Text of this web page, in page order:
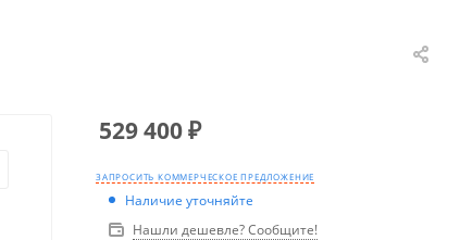
529 400₽
ЗАПРОСИТЬ КОММЕРЧЕСКОЕ ПРЕДЛОЖЕНИЕ
Наличие уточняйте
Нашли дешевле? Сообщите!